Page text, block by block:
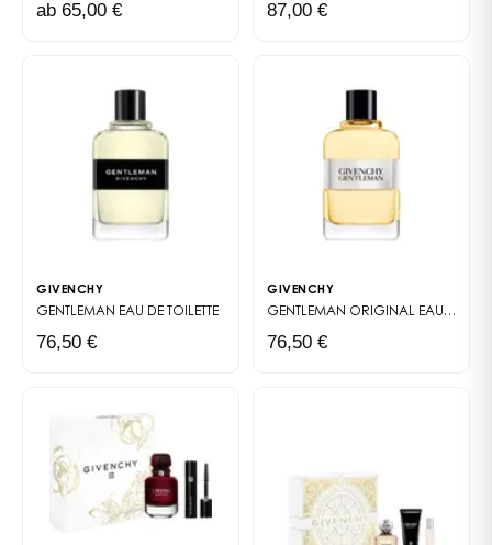
ab 65,00 € 87,00 €
GIVENCHY
GENTLEMAN EAU DE TOILETTE
76,50 €
GIVENCHY
GENTLEMAN ORIGINAL EAU DE TOILETTE
76,50 €